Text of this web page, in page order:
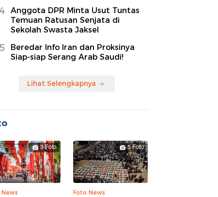
Anggota DPR Minta Usut Tuntas
Temuan Ratusan Senjata di
Sekolah Swasta Jaksel
Beredar Info Iran dan Proksinya
Siap-siap Serang Arab Saudi!
Lihat Selengkapnya
3 Foto 5 Foto
Foto News